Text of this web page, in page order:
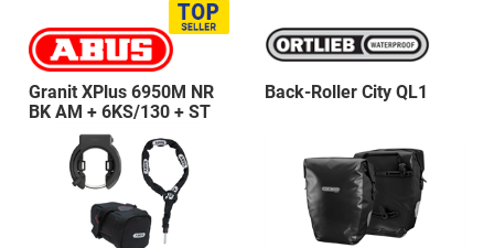
Granit XPlus 6950M NR
BK AM + 6KS/130 + ST
Back-Roller City QL1